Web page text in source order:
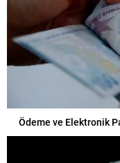
Ödeme ve Elektronik